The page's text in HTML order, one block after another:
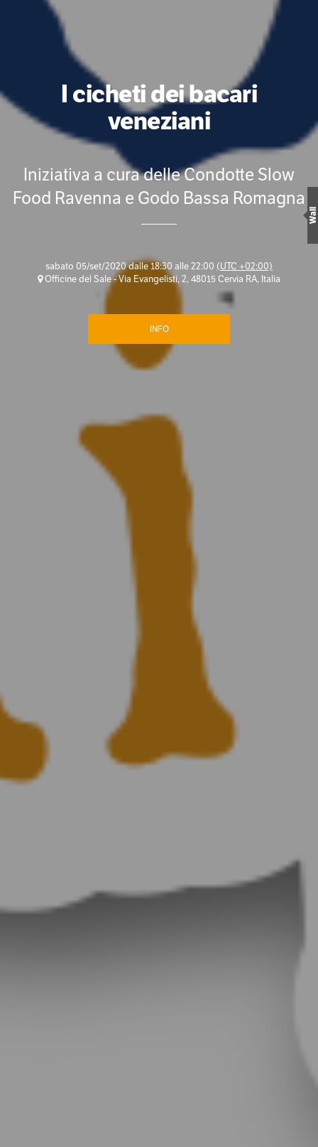
I cicheti dei bacari
veneziani
Iniziativa a cura delle Condotte Slow
Food Ravenna e Godo Bassa Romagna
sabato 05/set/2020 dalle 18:30 alle 22:00 (UTC +02:00)
Officine del Sale - Via Evangelisti, 2, 48015 Cervia RA, Italia
INFO
Wall